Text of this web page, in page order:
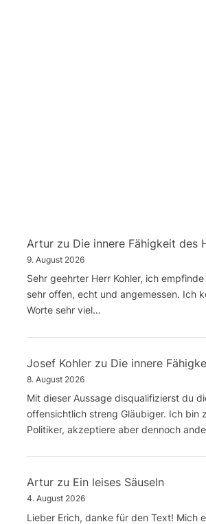
Artur zu Die innere Fähigkeit des
9. August 2026
Sehr geehrter Herr Kohler, ich
sehr offen, echt und angemessen. Ich
Worte sehr viel…
Josef Kohler zu Die innere
8. August 2026
Mit dieser Aussage disqualifizierst du
offensichtlich streng Gläubiger. Ich bin
Politiker, akzeptiere aber dennoch
Artur zu Ein leises Säuseln
4. August 2026
Lieber Erich, danke für den Text! Mich